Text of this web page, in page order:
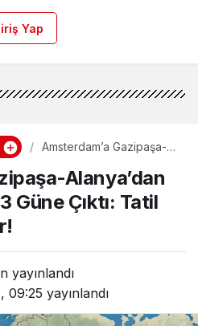
Yap
Amsterdam’a Gazipaşa-
Haftada 3 Güne Çıktı: Tatil
Planları Değişiyor!
Alanya’dan
Güne Çıktı: Tatil
yayınlandı
09:25 yayınlandı